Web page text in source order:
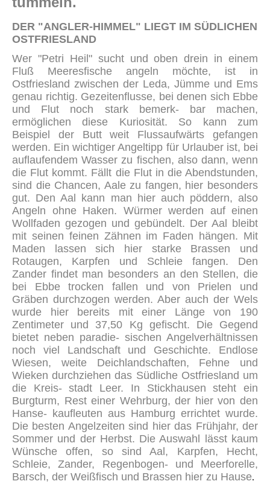
DER "ANGLER-HIMMEL" LIEGT IM SÜDLICHEN
OSTFRIESLAND
Wer "Petri Heil" sucht und oben drein in einem
Fluß Meeresfische angeln möchte, ist in
Ostfriesland zwischen der Leda, Jümme und Ems
genau richtig. Gezeitenflusse, bei denen sich Ebbe
und Flut noch stark bemerk- bar machen,
ermöglichen diese Kuriosität. So kann zum
Beispiel der Butt weit Flussaufwärts gefangen
werden. Ein wichtiger Angeltipp für Urlauber ist, bei
auflaufendem Wasser zu fischen, also dann, wenn
die Flut kommt. Fällt die Flut in die Abendstunden,
sind die Chancen, Aale zu fangen, hier besonders
gut. Den Aal kann man hier auch pöddern, also
Angeln ohne Haken. Würmer werden auf einen
Wollfaden gezogen und gebündelt. Der Aal bleibt
mit seinen feinen Zähnen im Faden hängen. Mit
Maden lassen sich hier starke Brassen und
Rotaugen, Karpfen und Schleie fangen. Den
Zander findet man besonders an den Stellen, die
bei Ebbe trocken fallen und von Prielen und
Gräben durchzogen werden. Aber auch der Wels
wurde hier bereits mit einer Länge von 190
Zentimeter und 37,50 Kg gefischt. Die Gegend
bietet neben paradie- sischen Angelverhältnissen
noch viel Landschaft und Geschichte. Endlose
Wiesen, weite Deichlandschaften, Fehne und
Wieken durchziehen das Südliche Ostfriesland um
die Kreis- stadt Leer. In Stickhausen steht ein
Burgturm, Rest einer Wehrburg, der hier von den
Hanse- kaufleuten aus Hamburg errichtet wurde.
Die besten Angelzeiten sind hier das Frühjahr, der
Sommer und der Herbst. Die Auswahl lässt kaum
Wünsche offen, so sind Aal, Karpfen, Hecht,
Schleie, Zander, Regenbogen- und Meerforelle,
Barsch, der Weißfisch und Brassen hier zu Hause.